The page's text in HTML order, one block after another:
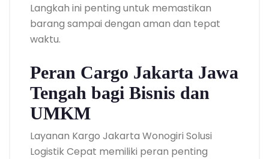
Langkah ini penting untuk memastikan
barang sampai dengan aman dan tepat
waktu.
Peran Cargo Jakarta Jawa
Tengah bagi Bisnis dan
UMKM
Layanan Kargo Jakarta Wonogiri Solusi
Logistik Cepat memiliki peran penting